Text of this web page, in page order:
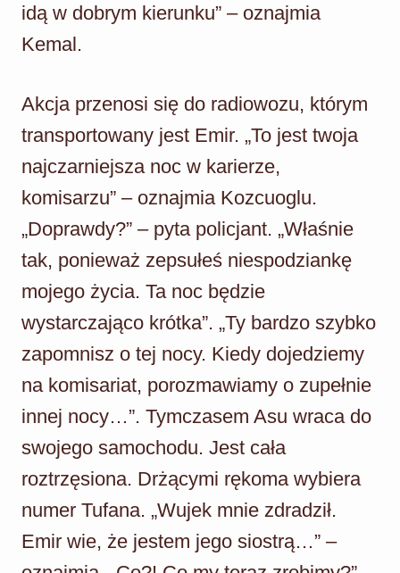
idą w dobrym kierunku” – oznajmia
Kemal.
Akcja przenosi się do radiowozu, którym
transportowany jest Emir. „To jest twoja
najczarniejsza noc w karierze,
komisarzu” – oznajmia Kozcuoglu.
„Doprawdy?” – pyta policjant. „Właśnie
tak, ponieważ zepsułeś niespodziankę
mojego życia. Ta noc będzie
wystarczająco krótka”. „Ty bardzo szybko
zapomnisz o tej nocy. Kiedy dojedziemy
na komisariat, porozmawiamy o zupełnie
innej nocy…”. Tymczasem Asu wraca do
swojego samochodu. Jest cała
roztrzęsiona. Drżącymi rękoma wybiera
numer Tufana. „Wujek mnie zdradził.
Emir wie, że jestem jego siostrą…” –